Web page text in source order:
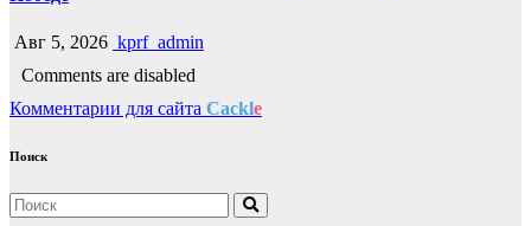
Авг 5, 2026 kprf_admin
Comments are disabled
Комментарии для сайта Cackle
Поиск